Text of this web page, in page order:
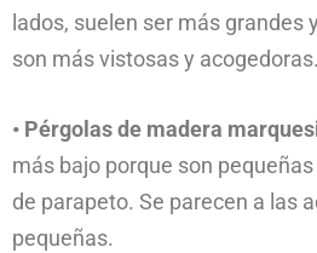
lados, suelen ser más grandes
son más vistosas y acogedoras.
• Pérgolas de madera
más bajo porque son
de parapeto. Se parecen a las
pequeñas.